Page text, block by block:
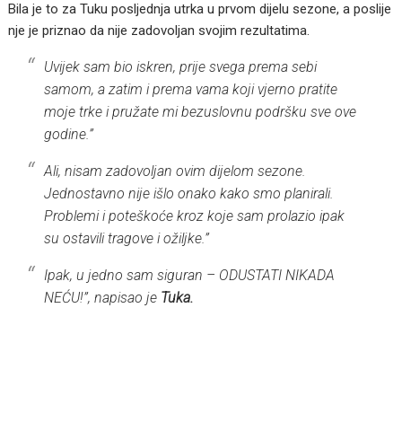
Bila je to za Tuku posljednja utrka u prvom dijelu sezone, a poslije
nje je priznao da nije zadovoljan svojim rezultatima.
Uvijek sam bio iskren, prije svega prema sebi
samom, a zatim i prema vama koji vjerno pratite
moje trke i pružate mi bezuslovnu podršku sve ove
godine.”
Ali, nisam zadovoljan ovim dijelom sezone.
Jednostavno nije išlo onako kako smo planirali.
Problemi i poteškoće kroz koje sam prolazio ipak
su ostavili tragove i ožiljke.”
Ipak, u jedno sam siguran – ODUSTATI NIKADA
NEĆU!”, napisao je Tuka.